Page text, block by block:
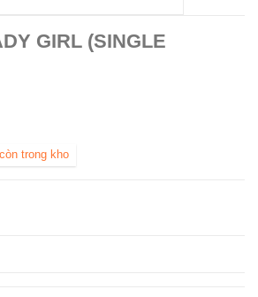
GIRL (SINGLE
trong kho